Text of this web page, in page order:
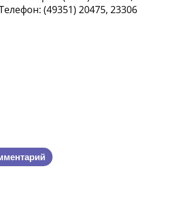
(49351) 20475, 23306